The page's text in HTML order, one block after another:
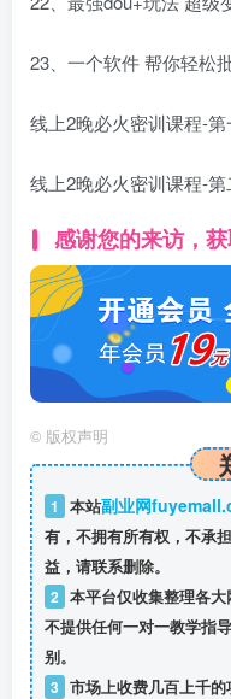
23、一个软件 帮你轻松
线上2晚必火密训课程-第
线上2晚必火密训课程-第
感谢您的来访，
© 版权声明
1 本站副业网
有，不拥有所有权，不承
益，请联系删除。
2 本平台仅收集整理各大
不提供任何一对一教学指
别。
3 市场上收费几百上千